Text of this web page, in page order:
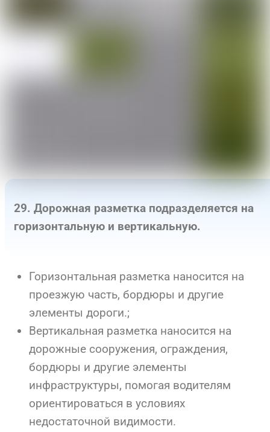
29. Дорожная разметка подразделяется на
горизонтальную и вертикальную.
Горизонтальная разметка наносится на
проезжую часть, бордюры и другие
элементы дороги.;
Вертикальная разметка наносится на
дорожные сооружения, ограждения,
бордюры и другие элементы
инфраструктуры, помогая водителям
ориентироваться в условиях
недостаточной видимости.